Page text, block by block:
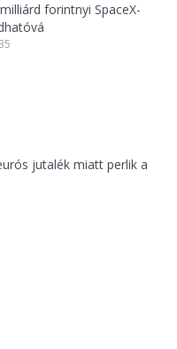
forintnyi SpaceX-
jutalék miatt perlik a